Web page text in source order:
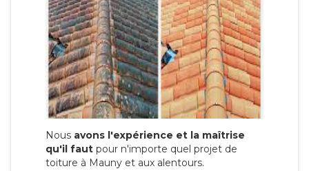
Nous avons l'expérience et la maîtrise
qu'il faut pour n'importe quel projet de
toiture à Mauny et aux alentours.